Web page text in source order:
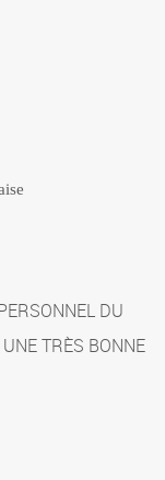
DU
TRÈS BONNE